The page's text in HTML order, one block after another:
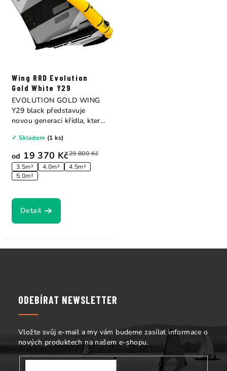
Wing RRD Evolution
Gold White Y29
od 19 370 Kč29 800 Kč
3.5m² 4.0m²
4.5m²
5.0m²
✓ Skladem (1 ks)
Detail
EVOLUTION GOLD WING
Y29 black představuje
novou generaci křídla, které
ODEBÍRAT NEWSLETTER
Vložte svůj e-mail a my vám budeme zasílat informace o
nových produktech na našem e-shopu.